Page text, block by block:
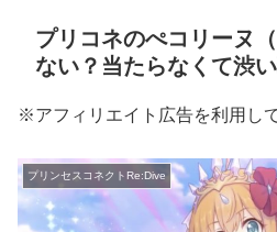
プリコネのぺコリーヌ
ない？当たらなくて渋
※アフィリエイト広告を利用し
プリンセスコネクトRe:Dive